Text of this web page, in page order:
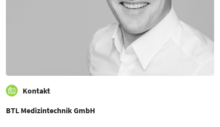
Kontakt
BTL Medizintechnik GmbH